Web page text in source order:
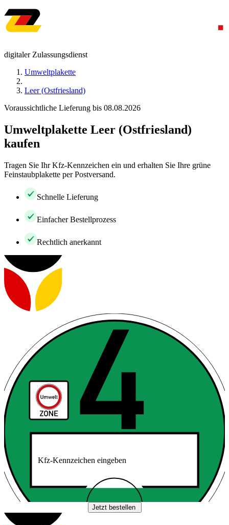
digitaler Zulassungsdienst
Umweltplakette
Leer (Ostfriesland)
Voraussichtliche Lieferung bis 08.08.2026
Umweltplakette Leer (Ostfriesland)
kaufen
Tragen Sie Ihr Kfz-Kennzeichen ein und erhalten Sie Ihre grüne
Feinstaubplakette per Postversand.
Schnelle Lieferung
Einfacher Bestellprozess
Rechtlich anerkannt
Kfz-Kennzeichen eingeben
Jetzt bestellen